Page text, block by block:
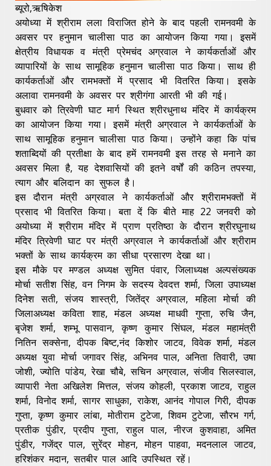
ब्यूरो,ऋषिकेश
अयोध्या में श्रीराम लला विराजित होने के बाद पहली रामनवमी के
अवसर पर हनुमान चालीसा पाठ का आयोजन किया गया। इसमें
क्षेत्रीय विधायक व मंत्री प्रेमचंद अग्रवाल ने कार्यकर्ताओं और
व्यापारियों के साथ सामूहिक हनुमान चालीसा पाठ किया। साथ ही
कार्यकर्ताओं और रामभक्तों में प्रसाद भी वितरित किया। इसके
अलावा रामनवमी के अवसर पर श्रीगंगा आरती भी की गई।
बुधवार को त्रिवेणी घाट मार्ग स्थित श्रीरधुनाथ मंदिर में कार्यक्रम
का आयोजन किया गया। इसमें मंत्री अग्रवाल ने कार्यकर्ताओं के
साथ सामूहिक हनुमान चालीसा पाठ किया। उन्होंने कहा कि पांच
शताब्दियों की प्रतीक्षा के बाद हमें रामनवमी इस तरह से मनाने का
अवसर मिला है, यह देशवासियों की इतने वर्षों की कठिन तपस्या,
त्याग और बलिदान का सुफल है।
इस दौरान मंत्री अग्रवाल ने कार्यकर्ताओं और श्रीरामभक्तों में
प्रसाद भी वितरित किया। बता दें कि बीते माह 22 जनवरी को
अयोध्या में श्रीराम मंदिर में प्राण प्रतिष्ठा के दौरान श्रीरघुनाथ
मंदिर त्रिवेणी घाट पर मंत्री अग्रवाल ने कार्यकर्ताओं और श्रीराम
भक्तों के साथ कार्यक्रम का सीधा प्रसारण देखा था।
इस मौके पर मण्डल अध्यक्ष सुमित पंवार, जिलाध्यक्ष अल्पसंख्यक
मोर्चा सतीश सिंह, वन निगम के सदस्य देवदत्त शर्मा, जिला उपाध्यक्ष
दिनेश सती, संजय शास्त्री, जितेंद्र अग्रवाल, महिला मोर्चा की
जिलाअध्यक्ष कविता शाह, मंडल अध्यक्ष माधवी गुप्ता, रुचि जैन,
बृजेश शर्मा, शम्भू पासवान, कृष्ण कुमार सिंघल, मंडल महामंत्री
नितिन सक्सेना, दीपक बिष्ट,नंद किशोर जाटव, विवेक शर्मा, मंडल
अध्यक्ष युवा मोर्चा जगावर सिंह, अभिनव पाल, अनिता तिवारी, उषा
जोशी, ज्योति पांडेय, रेखा चौबे, सचिन अग्रवाल, संजीव सिलस्वाल,
व्यापारी नेता अखिलेश मित्तल, संजय कोहली, प्रकाश जाटव, राहुल
शर्मा, विनोद शर्मा, सागर साधुका, राकेश, आनंद गोपाल गिरी, दीपक
गुप्ता, कृष्ण कुमार लांबा, मोतीराम टुटेजा, शिवम टुटेजा, सौरभ गर्ग,
प्रतीक पुंडीर, प्रदीप गुप्ता, राहुल पाल, नीरज कुशवाहा, अमित
पुंडीर, गजेंद्र पाल, सुरेंद्र मोहन, मोहन पाहवा, मदनलाल जाटव,
हरिशंकर मदान, सतबीर पाल आदि उपस्थित रहें।